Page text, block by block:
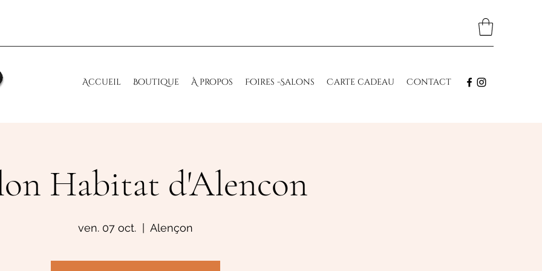
Accueil Boutique À propos Foires -Salons Carte cadeau Contact
Habitat d'Alencon
ven. 07 oct.
  |
Alençon